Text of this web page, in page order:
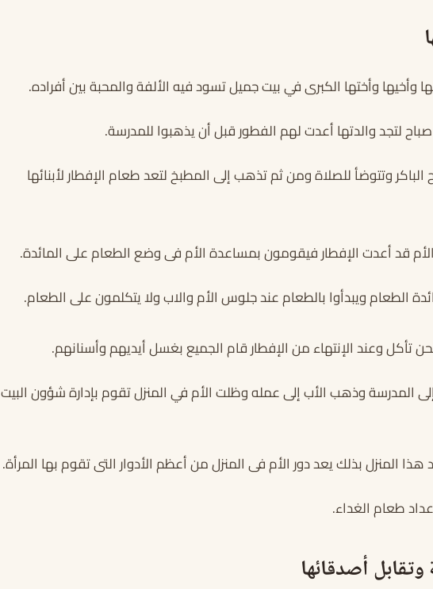
وأختها الكبرى في بيت جميل تسود فيه الألفة والمحبة بين أفراده.
لتجد والدتها أعدت لهم الفطور قبل أن يذهبوا للمدرسة.
وتتوضأ للصلاة ومن ثم تذهب إلى المطبخ لتعد طعام الإفطار لأبنائها
قد أعدت الإفطار فيقومون بمساعدة الأم فى وضع الطعام على المائدة.
الطعام ويبدأوا بالطعام عند جلوس الأم والاب ولا يتكلمون على الطعام.
تأكل وعند الإنتهاء من الإفطار قام الجميع بغسل أيديهم وأسنانهم.
المدرسة وذهب الأب إلى عمله وظلت الأم في المنزل تقوم بإدارة شؤون البيت
المنزل بذلك يعد دور الأم فى المنزل من أعظم الأدوار التى تقوم بها المرأة.
طعام الغداء.
أصدقائها